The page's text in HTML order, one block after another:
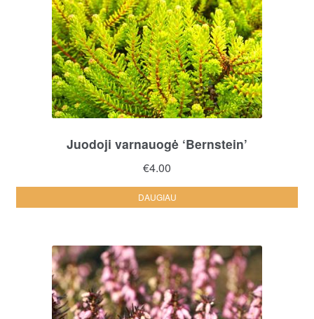
Juodoji varnauogė ‘Bernstein’
€4.00
DAUGIAU